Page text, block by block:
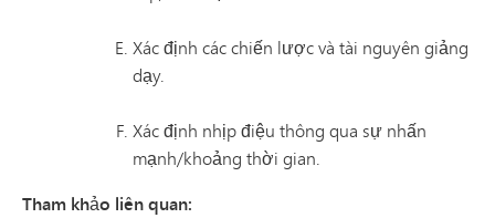
Xác định các chiến lược và tài nguyên giảng
dạy.
Xác định nhịp điệu thông qua sự nhấn
mạnh/khoảng thời gian.
Tham khảo liên quan: